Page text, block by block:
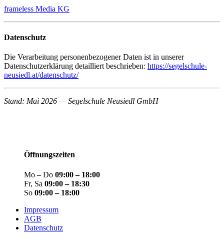
frameless Media KG
Datenschutz
Die Verarbeitung personenbezogener Daten ist in unserer
Datenschutzerklärung detailliert beschrieben: https://segelschule-
neusiedl.at/datenschutz/
Stand: Mai 2026 — Segelschule Neusiedl GmbH
Öffnungszeiten
Mo – Do 09:00 – 18:00
Fr, Sa 09:00 – 18:30
So 09:00 – 18:00
Impressum
AGB
Datenschutz